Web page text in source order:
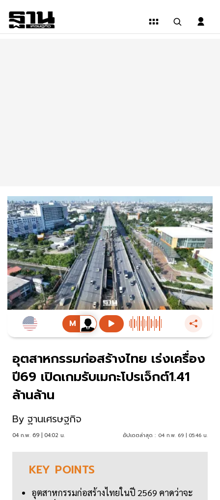
อุตสาหกรรมก่อสร้างไทย เร่งเครื่อง
ปี69 เปิดเกมรับเมกะโปรเจ็กต์1.41
ล้านล้าน
By ฐานเศรษฐกิจ
04 ก.พ. 69 | 04:02 น. อัปเดตล่าสุด : 04 ก.พ. 69 | 05:46 น.
KEY POINTS
อุตสาหกรรมก่อสร้างไทยในปี 2569 คาดว่าจะ